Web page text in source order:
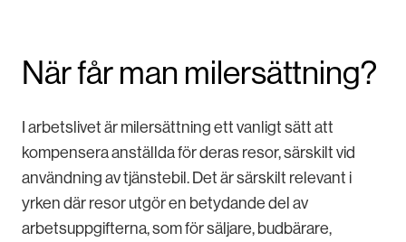
När får man milersättning?
I arbetslivet är milersättning ett vanligt sätt att
kompensera anställda för deras resor, särskilt vid
användning av tjänstebil. Det är särskilt relevant i
yrken där resor utgör en betydande del av
arbetsuppgifterna, som för säljare, budbärare,